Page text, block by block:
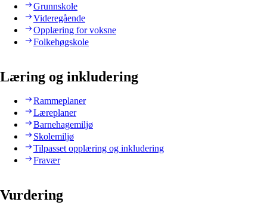
Grunnskole
Videregående
Opplæring for voksne
Folkehøgskole
Læring og inkludering
Rammeplaner
Læreplaner
Barnehagemiljø
Skolemiljø
Tilpasset opplæring og inkludering
Fravær
Vurdering